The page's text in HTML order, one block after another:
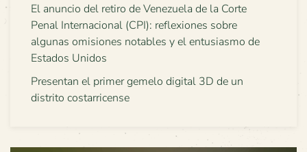
El anuncio del retiro de Venezuela de la Corte
Penal Internacional (CPI): reflexiones sobre
algunas omisiones notables y el entusiasmo de
Estados Unidos
Presentan el primer gemelo digital 3D de un
distrito costarricense